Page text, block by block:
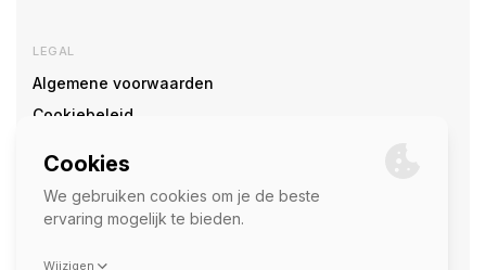
LEGAL
Algemene voorwaarden
Cookiebeleid
SOCIAL